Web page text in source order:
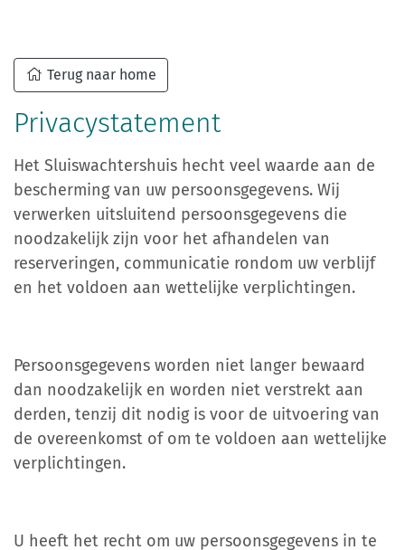
Terug naar home
Privacystatement
Het Sluiswachtershuis hecht veel waarde aan de
bescherming van uw persoonsgegevens. Wij
verwerken uitsluitend persoonsgegevens die
noodzakelijk zijn voor het afhandelen van
reserveringen, communicatie rondom uw verblijf
en het voldoen aan wettelijke verplichtingen.
Persoonsgegevens worden niet langer bewaard
dan noodzakelijk en worden niet verstrekt aan
derden, tenzij dit nodig is voor de uitvoering van
de overeenkomst of om te voldoen aan wettelijke
verplichtingen.
U heeft het recht om uw persoonsgegevens in te